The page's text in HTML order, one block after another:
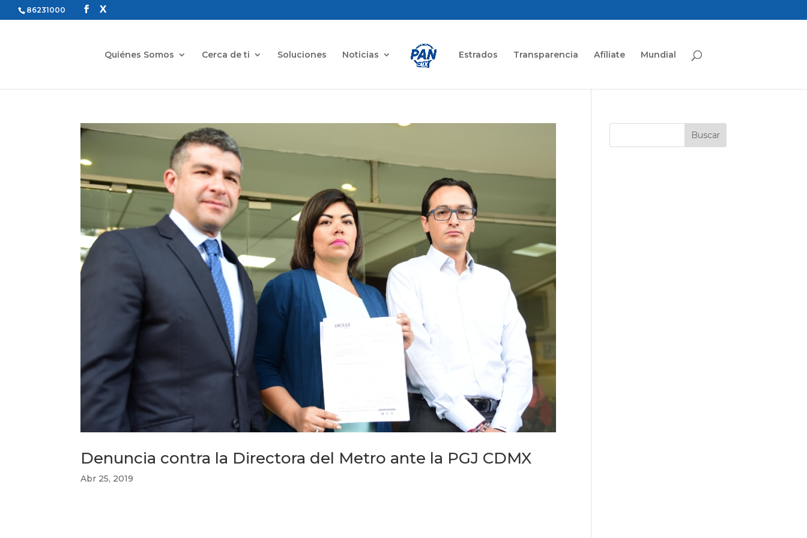
86231000
Quiénes Somos Cerca de ti Soluciones Noticias Estrados Transparencia Afíliate Mundial
Denuncia contra la Directora del Metro ante la PGJ CDMX
Abr 25, 2019